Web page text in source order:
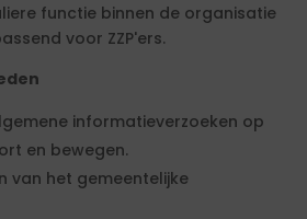
functie binnen de organisatie
voor ZZP'ers.
informatieverzoeken op
en bewegen.
van het gemeentelijke